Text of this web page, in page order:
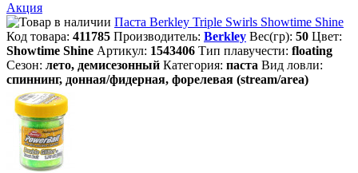
Акция
Паста Berkley Triple Swirls Showtime Shine
Код товара: 411785 Производитель: Berkley Вес(гр): 50 Цвет:
Showtime Shine Артикул: 1543406 Тип плавучести: floating
Сезон: лето, демисезонный Категория: паста Вид ловли:
спиннинг, донная/фидерная, форелевая (stream/area)